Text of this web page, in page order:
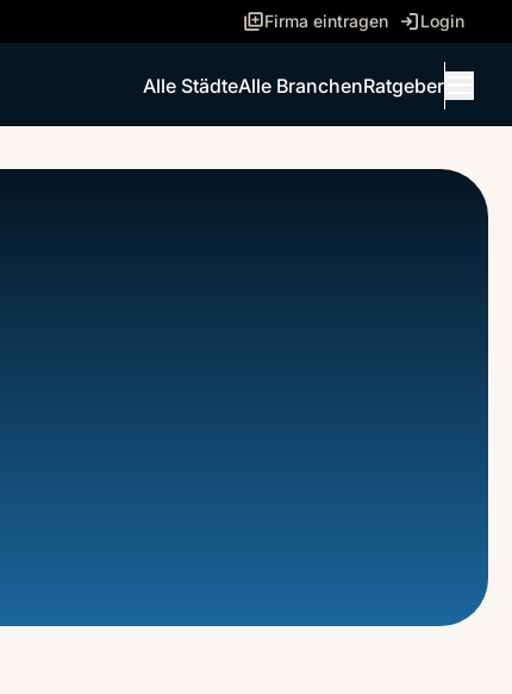
Firma eintragen Login
Alle StädteAlle BranchenRatgeber